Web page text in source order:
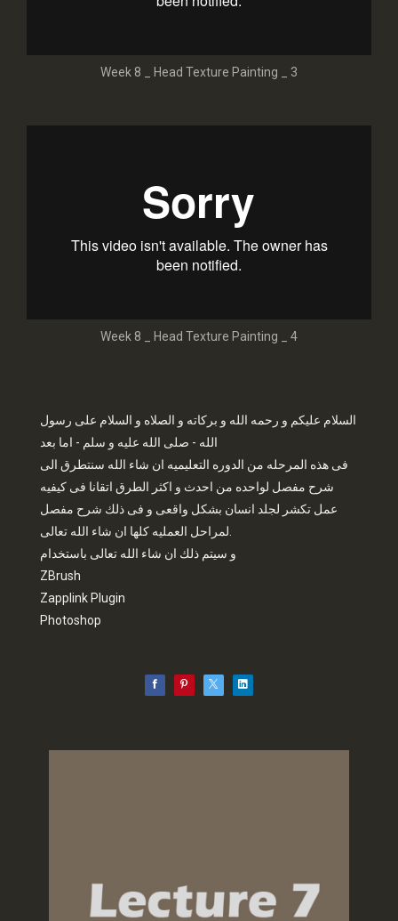
Week 8 _ Head Texture Painting _ 3
Week 8 _ Head Texture Painting _ 4
السلام عليكم و رحمه الله و بركاته و الصلاه و السلام على رسول
الله - صلى الله عليه و سلم - اما بعد
فى هذه المرحله من الدوره التعليميه ان شاء الله سنتطرق الى
شرح مفصل لواحده من احدث و اكثر الطرق اتقانا فى كيفيه
عمل تكشر لجلد انسان بشكل واقعى و فى ذلك شرح مفصل
و سيتم ذلك ان شاء الله تعالى باستخدام
ZBrush
Zapplink Plugin
Photoshop